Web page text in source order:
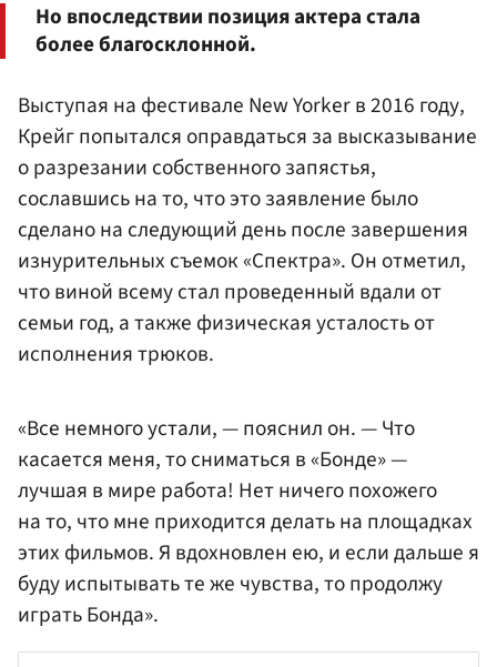
Но впоследствии позиция актера стала
более благосклонной.
Выступая на фестивале New Yorker в 2016 году,
Крейг попытался оправдаться за высказывание
о разрезании собственного запястья,
сославшись на то, что это заявление было
сделано на следующий день после завершения
изнурительных съемок «Спектра». Он отметил,
что виной всему стал проведенный вдали от
семьи год, а также физическая усталость от
исполнения трюков.
«Все немного устали, — пояснил он. — Что
касается меня, то сниматься в «Бонде» —
лучшая в мире работа! Нет ничего похожего
на то, что мне приходится делать на площадках
этих фильмов. Я вдохновлен ею, и если дальше я
буду испытывать те же чувства, то продолжу
играть Бонда».